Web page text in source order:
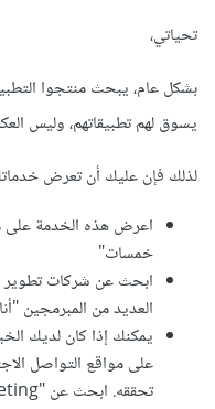
تحياتي،
بشكل عام، يبحث منتجوا
يسوق لهم تطبيقاتهم، وليس
لذلك فإن عليك أن تعرض
اعرض هذه الخدمة على
خمسات"
ابحث عن شركات تطوير
العديد من المبرمجين
يمكنك إذا كان لديك
على مواقع التواصل
تحققه. ابحث عن "affiliate marketing"